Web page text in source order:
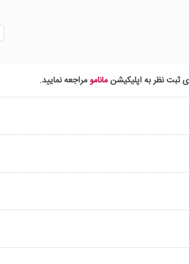
ثبت نظر به اپلیکیشنمانامومراجعه نمایید.